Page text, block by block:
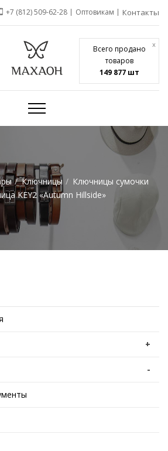
Всего продано
товаров
149 877 шт
x
+7 (812) 509-62-28 Оптовикам Контакты
Ключницы
Ключницы сумочки
KEY2 «Autumn Hillside»
+
-